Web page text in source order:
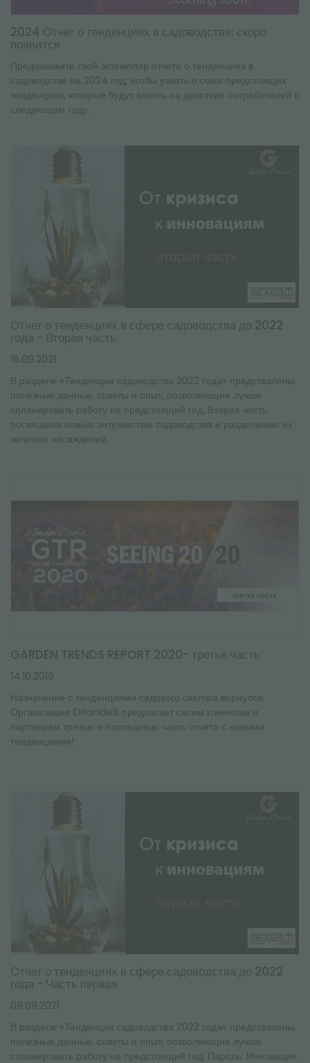
2024 Отчет о тенденциях в садоводстве: скоро
появится
Предзакажите свой экземпляр отчета о тенденциях в
садоводстве на 2024 год, чтобы узнать о семи предстоящих
тенденциях, которые будут влиять на действия потребителей в
следующем году.
Отчет о тенденциях в сфере садоводства до 2022
года - Вторая часть
16.09.2021
В разделе «Тенденции садоводства 2022 года» представлены
полезные данные, советы и опыт, позволяющие лучше
спланировать работу на предстоящий год. Вторая часть
посвящена новым энтузиастам садоводства и разделению их
зеленых насаждений.
GARDEN TRENDS REPORT 2020- третья часть
14.10.2019
Назначение с тенденциями садового сектора вернулся.
Организация Orlandelli предлагает своим клиентам и
партнерам третью и последнюю часть отчета с новыми
тенденциями!
Отчет о тенденциях в сфере садоводства до 2022
года - Часть первая
09.09.2021
В разделе «Тенденции садоводства 2022 года» представлены
полезные данные, советы и опыт, позволяющие лучше
спланировать работу на предстоящий год. Пароль: Инновация.